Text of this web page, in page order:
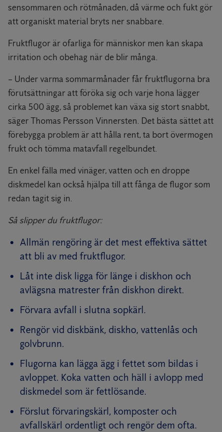
sensommaren och rötmånaden, då värme och fukt gör
att organiskt material bryts ner snabbare.
Fruktflugor är ofarliga för människor men kan skapa
irritation och obehag när de blir många.
– Under varma sommarmånader får fruktflugorna bra
förutsättningar att föröka sig och varje hona lägger
cirka 500 ägg, så problemet kan växa sig stort snabbt,
säger Thomas Persson Vinnersten. Det bästa sättet att
förebygga problem är att hålla rent, ta bort övermogen
frukt och tömma matavfall regelbundet.
En enkel fälla med vinäger, vatten och en droppe
diskmedel kan också hjälpa till att fånga de flugor som
redan tagit sig in.
Så slipper du fruktflugor:
Allmän rengöring är det mest effektiva sättet
att bli av med fruktflugor.
Låt inte disk ligga för länge i diskhon och
avlägsna matrester från diskhon direkt.
Förvara avfall i slutna sopkärl.
Rengör vid diskbänk, diskho, vattenlås och
golvbrunn.
Flugorna kan lägga ägg i fettet som bildas i
avloppet. Koka vatten och häll i avlopp med
diskmedel som är fettlösande.
Förslut förvaringskärl, komposter och
avfallskärl ordentligt och rengör dem ofta.